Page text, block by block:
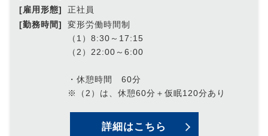
[雇用形態]
正社員
[勤務時間]
変形労働時間制
（1）8:30～17:15
（2）22:00～6:00
・休憩時間 60分
※（2）は、休憩60分＋仮眠120分あり
詳細はこちら